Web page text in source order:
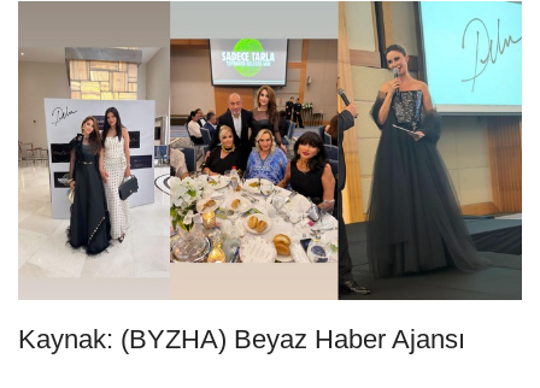
Kaynak: (BYZHA) Beyaz Haber Ajansı